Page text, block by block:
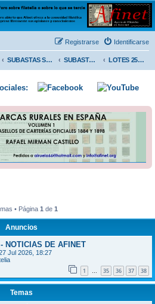
Ágora de Filatelia es un foro abierto que Afinet
para que exprese libremente sus opiniones y
Identificarse
Registrarse
SUBASTAS SOLIDARIAS 2025 y anteriores SUBASTAS SOLIDARIAS 2009 LOTES 25/11/2009
• Página 1 de 1
Anuncios
NOTICIAS DE AFINET
Jul 2026, 18:27
1 … 35 36 37 38
Temas